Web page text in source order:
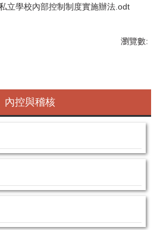
立學校內部控制制度實施辦法.odt
瀏覽數:
內控與稽核